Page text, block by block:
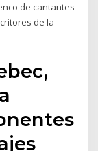
de cantantes
de la